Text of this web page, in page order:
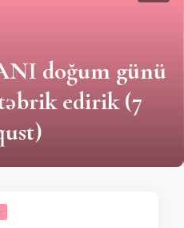
doğum günü
edirik (7